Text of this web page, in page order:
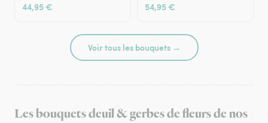
44,95 € 54,95 €
Voir tous les bouquets →
Les bouquets deuil & gerbes de fleurs de nos